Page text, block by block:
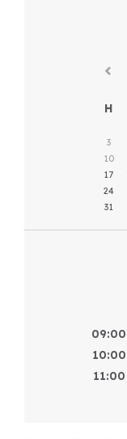
H
3
10
17
24
31
09:00
10:00
11:00